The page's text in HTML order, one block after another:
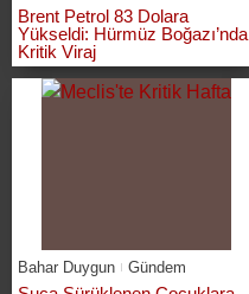
Brent Petrol 83 Dolara
Yükseldi: Hürmüz Boğazı’nda
Kritik Viraj
Bahar Duygun Gündem